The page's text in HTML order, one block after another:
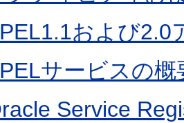
および2.0
サービスの概
Service